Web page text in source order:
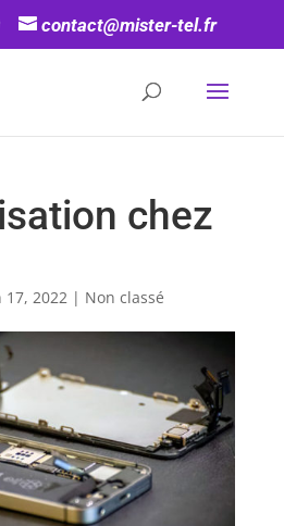
contact@mister-tel.fr
chez
17, 2022| Non classé